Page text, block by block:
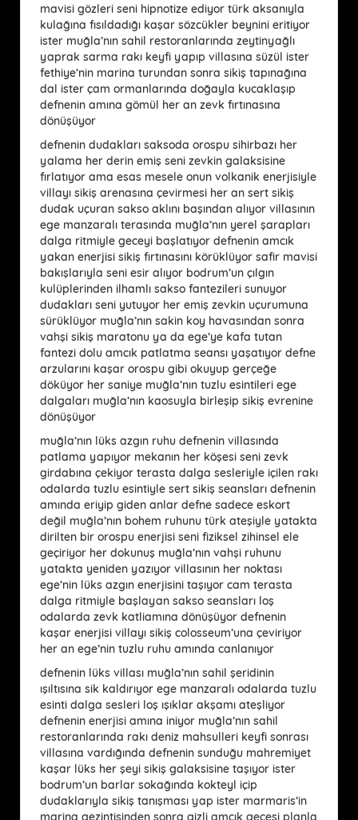
mavisi gözleri seni hipnotize ediyor türk aksanıyla
kulağına fısıldadığı kaşar sözcükler beynini eritiyor
ister muğla’nın sahil restoranlarında zeytinyağlı
yaprak sarma rakı keyfi yapıp villasına süzül ister
fethiye’nin marina turundan sonra sikiş tapınağına
dal ister çam ormanlarında doğayla kucaklaşıp
defnenin amına gömül her an zevk fırtınasına
dönüşüyor
defnenin dudakları saksoda orospu sihirbazı her
yalama her derin emiş seni zevkin galaksisine
fırlatıyor ama esas mesele onun volkanik enerjisiyle
villayı sikiş arenasına çevirmesi her an sert sikiş
dudak uçuran sakso aklını başından alıyor villasının
ege manzaralı terasında muğla’nın yerel şarapları
dalga ritmiyle geceyi başlatıyor defnenin amcık
yakan enerjisi sikiş fırtınasını körüklüyor safir mavisi
bakışlarıyla seni esir alıyor bodrum’un çılgın
kulüplerinden ilhamlı sakso fantezileri sunuyor
dudakları seni yutuyor her emiş zevkin uçurumuna
sürüklüyor muğla’nın sakin koy havasından sonra
vahşi sikiş maratonu ya da ege’ye kafa tutan
fantezi dolu amcık patlatma seansı yaşatıyor defne
arzularını kaşar orospu gibi okuyup gerçeğe
döküyor her saniye muğla’nın tuzlu esintileri ege
dalgaları muğla’nın kaosuyla birleşip sikiş evrenine
dönüşüyor
muğla’nın lüks azgın ruhu defnenin villasında
patlama yapıyor mekanın her köşesi seni zevk
girdabına çekiyor terasta dalga sesleriyle içilen rakı
odalarda tuzlu esintiyle sert sikiş seansları defnenin
amında eriyip giden anlar defne sadece eskort
değil muğla’nın bohem ruhunu türk ateşiyle yatakta
dirilten bir orospu enerjisi seni fiziksel zihinsel ele
geçiriyor her dokunuş muğla’nın vahşi ruhunu
yatakta yeniden yazıyor villasının her noktası
ege’nin lüks azgın enerjisini taşıyor cam terasta
dalga ritmiyle başlayan sakso seansları loş
odalarda zevk katliamına dönüşüyor defnenin
kaşar enerjisi villayı sikiş colosseum’una çeviriyor
her an ege’nin tuzlu ruhu amında canlanıyor
defnenin lüks villası muğla’nın sahil şeridinin
ışıltısına sik kaldırıyor ege manzaralı odalarda tuzlu
esinti dalga sesleri loş ışıklar akşamı ateşliyor
defnenin enerjisi amına iniyor muğla’nın sahil
restoranlarında rakı deniz mahsulleri keyfi sonrası
villasına vardığında defnenin sunduğu mahremiyet
kaşar lüks her şeyi sikiş galaksisine taşıyor ister
bodrum’un barlar sokağında kokteyl içip
dudaklarıyla sikiş tanışması yap ister marmaris’in
marina gezintisinden sonra gizli amcık gecesi planla